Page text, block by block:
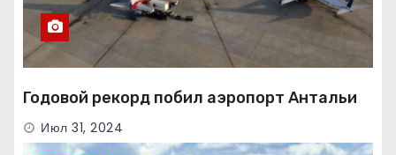
Годовой рекорд побил аэропорт Антальи
Июл 31, 2024